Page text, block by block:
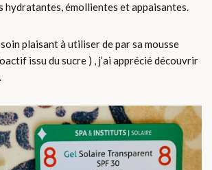
hydratantes, émollientes et appaisantes.
plaisant à utiliser de par sa mousse
issu du sucre ) , j’ai apprécié découvrir